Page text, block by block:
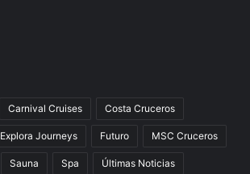
Carnival Cruises Costa Cruceros
Explora Journeys Futuro MSC Cruceros
Sauna Spa Últimas Noticias